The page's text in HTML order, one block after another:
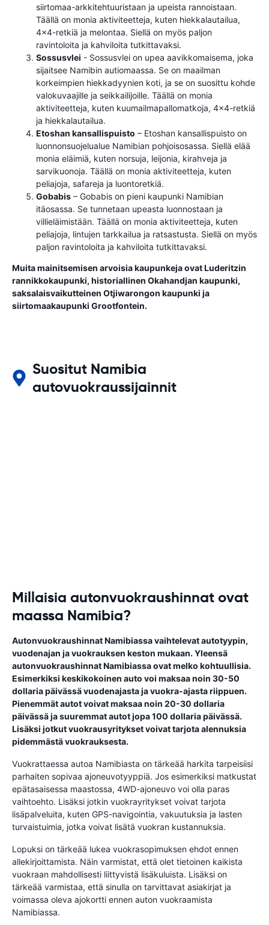
siirtomaa-arkkitehtuuristaan ​​ja upeista rannoistaan.
Täällä on monia aktiviteetteja, kuten hiekkalautailua,
4x4-retkiä ja melontaa. Siellä on myös paljon
ravintoloita ja kahviloita tutkittavaksi.
Sossusvlei - Sossusvlei on upea aavikkomaisema, joka
sijaitsee Namibin autiomaassa. Se on maailman
korkeimpien hiekkadyynien koti, ja se on suosittu kohde
valokuvaajille ja seikkailijoille. Täällä on monia
aktiviteetteja, kuten kuumailmapallomatkoja, 4x4-retkiä
ja hiekkalautailua.
Etoshan kansallispuisto – Etoshan kansallispuisto on
luonnonsuojelualue Namibian pohjoisosassa. Siellä elää
monia eläimiä, kuten norsuja, leijonia, kirahveja ja
sarvikuonoja. Täällä on monia aktiviteetteja, kuten
peliajoja, safareja ja luontoretkiä.
Gobabis – Gobabis on pieni kaupunki Namibian
itäosassa. Se tunnetaan upeasta luonnostaan ​​ja
villieläimistään. Täällä on monia aktiviteetteja, kuten
peliajoja, lintujen tarkkailua ja ratsastusta. Siellä on myös
paljon ravintoloita ja kahviloita tutkittavaksi.
Muita mainitsemisen arvoisia kaupunkeja ovat Luderitzin
rannikkokaupunki, historiallinen Okahandjan kaupunki,
saksalaisvaikutteinen Otjiwarongon kaupunki ja
siirtomaakaupunki Grootfontein.
Suositut Namibia
autovuokraussijainnit
Millaisia autonvuokraushinnat ovat
maassa Namibia?
Autonvuokraushinnat Namibiassa vaihtelevat autotyypin,
vuodenajan ja vuokrauksen keston mukaan. Yleensä
autonvuokraushinnat Namibiassa ovat melko kohtuullisia.
Esimerkiksi keskikokoinen auto voi maksaa noin 30-50
dollaria päivässä vuodenajasta ja vuokra-ajasta riippuen.
Pienemmät autot voivat maksaa noin 20-30 dollaria
päivässä ja suuremmat autot jopa 100 dollaria päivässä.
Lisäksi jotkut vuokrausyritykset voivat tarjota alennuksia
pidemmästä vuokrauksesta.
Vuokrattaessa autoa Namibiasta on tärkeää harkita tarpeisiisi
parhaiten sopivaa ajoneuvotyyppiä. Jos esimerkiksi matkustat
epätasaisessa maastossa, 4WD-ajoneuvo voi olla paras
vaihtoehto. Lisäksi jotkin vuokrayritykset voivat tarjota
lisäpalveluita, kuten GPS-navigointia, vakuutuksia ja lasten
turvaistuimia, jotka voivat lisätä vuokran kustannuksia.
Lopuksi on tärkeää lukea vuokrasopimuksen ehdot ennen
allekirjoittamista. Näin varmistat, että olet tietoinen kaikista
vuokraan mahdollisesti liittyvistä lisäkuluista. Lisäksi on
tärkeää varmistaa, että sinulla on tarvittavat asiakirjat ja
voimassa oleva ajokortti ennen auton vuokraamista
Namibiassa.